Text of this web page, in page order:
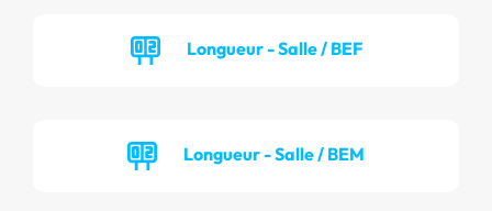
Longueur - Salle / BEF
Longueur - Salle / BEM